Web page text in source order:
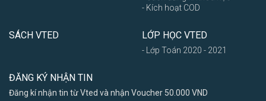
- Kích hoạt COD
SÁCH VTED LỚP HỌC VTED
- Lớp Toán 2020 - 2021
ĐĂNG KÝ NHẬN TIN
Đăng kí nhận tin từ Vted và nhận Voucher 50.000 VND